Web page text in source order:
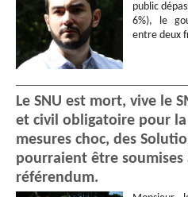
public
6%), le
entre deux
Le SNU est mort, vive le
et civil obligatoire pour la
mesures choc, des
pourraient être
référendum.